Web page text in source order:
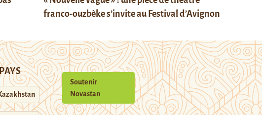
franco-ouzbèke s’invite au Festival d’Avignon
Soutenir
Novastan